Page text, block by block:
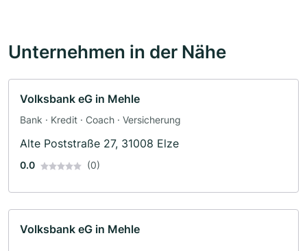
Unternehmen in der Nähe
Volksbank eG in Mehle
Bank · Kredit · Coach · Versicherung
Alte Poststraße 27, 31008 Elze
0.0 (0)
Volksbank eG in Mehle